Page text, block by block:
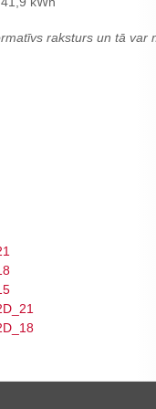
raksturs un tā var